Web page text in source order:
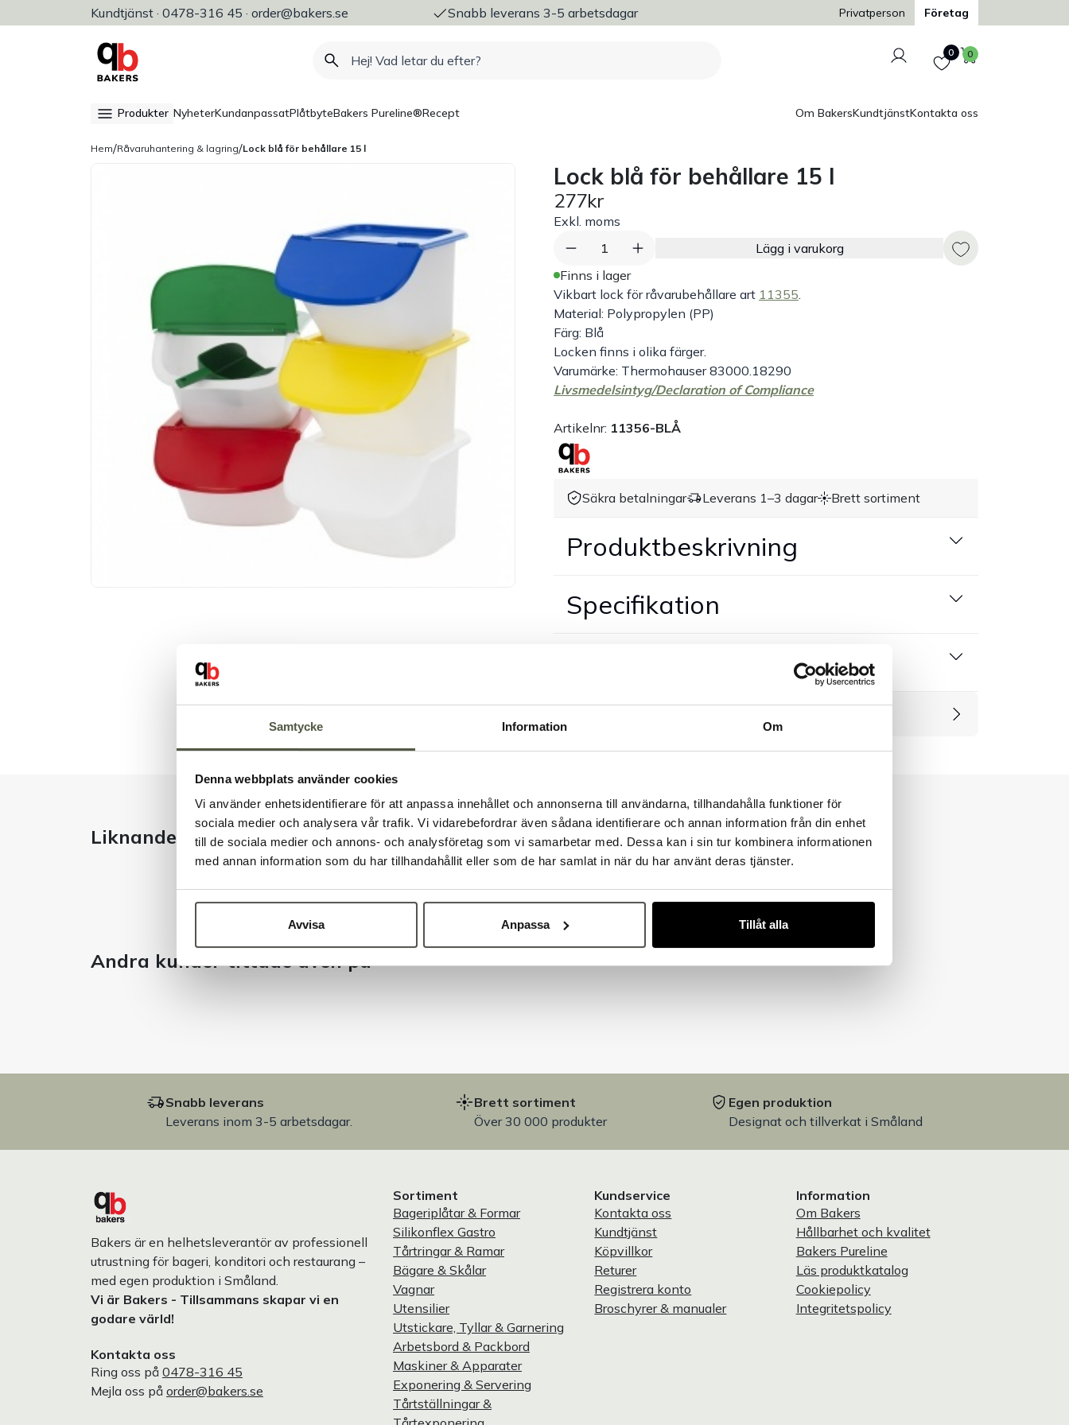
Samtycke Information Om
Denna webbplats använder cookies
Vi använder enhetsidentifierare för att anpassa innehållet och annonserna till användarna, tillhandahålla funktioner för
sociala medier och analysera vår trafik. Vi vidarebefordrar även sådana identifierare och annan information från din enhet
till de sociala medier och annons- och analysföretag som vi samarbetar med. Dessa kan i sin tur kombinera informationen
med annan information som du har tillhandahållit eller som de har samlat in när du har använt deras tjänster.
Avvisa Anpassa Tillåt alla
Kundtjänst · 0478-316 45 · order@bakers.se
Allt för bageri, konditori & restaurang Snabb leverans 3-5 arbetsdagar Trygg och säker betalning
Privatperson Företag
Logga in
Favoriter
0 Varukorg
0
Produkter NyheterKundanpassatPlåtbyteBakers Pureline®Recept Om BakersKundtjänstKontakta oss
Hem/Råvaruhantering & lagring/Lock blå för behållare 15 l
Lock blå för behållare 15 l
277kr
Exkl. moms
1
Lägg i varukorg
Finns i lager
Vikbart lock för råvarubehållare art 11355.
Material: Polypropylen (PP)
Färg: Blå
Locken finns i olika färger.
Varumärke: Thermohauser 83000.18290
Livsmedelsintyg/Declaration of Compliance
Artikelnr: 11356-BLÅ
Säkra betalningar Leverans 1–3 dagar Brett sortiment
Produktbeskrivning
Specifikation
Dokument & produktblad
Liknande produkter
Andra kunder tittade även på
Snabb leverans
Leverans inom 3-5 arbetsdagar.
Brett sortiment
Över 30 000 produkter
Egen produktion
Designat och tillverkat i Småland
Bakers är en helhetsleverantör av professionell
utrustning för bageri, konditori och restaurang –
med egen produktion i Småland.
Vi är Bakers - Tillsammans skapar vi en
godare värld!
Kontakta oss
Ring oss på 0478-316 45
Mejla oss på order@bakers.se
Sortiment
Bageriplåtar & Formar
Silikonflex Gastro
Tårtringar & Ramar
Bägare & Skålar
Vagnar
Utensilier
Utstickare, Tyllar & Garnering
Arbetsbord & Packbord
Maskiner & Apparater
Exponering & Servering
Tårtställningar &
Kundservice
Kontakta oss
Kundtjänst
Köpvillkor
Returer
Registrera konto
Broschyrer & manualer
Information
Om Bakers
Hållbarhet och kvalitet
Bakers Pureline
Läs produktkatalog
Cookiepolicy
Integritetspolicy
Välkommen till Bakers!
Handlar du som företag eller privatperson?
Fortsätt som privatperson
Fortsätt som företag